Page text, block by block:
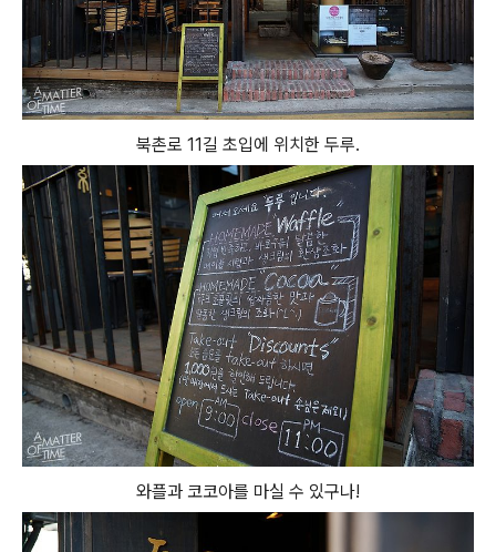
북촌로 11길 초입에 위치한 두루.
와플과 코코아를 마실 수 있구나!